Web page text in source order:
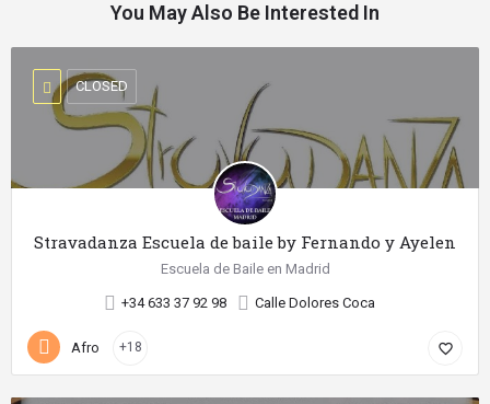
You May Also Be Interested In
Stravadanza Escuela de baile by Fernando y Ayelen
Escuela de Baile en Madrid
+34 633 37 92 98 Calle Dolores Coca
CLOSED
Afro +18 favorite_border